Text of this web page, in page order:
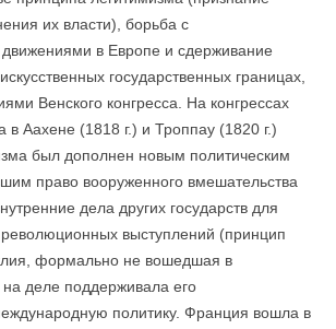
их власти), борьба с
в Европе и сдерживание
государственных границах,
Венского конгресса. На конгрессах
Аахене (1818 г.) и Троппау (1820 г.)
был дополнен новым политическим
право вооруженного вмешательства
дела других государств для
выступлений (принцип
формально не вошедшая в
деле поддерживала его
политику. Франция вошла в